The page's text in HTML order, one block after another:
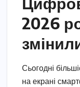
2026
Сьогодні
на екрані